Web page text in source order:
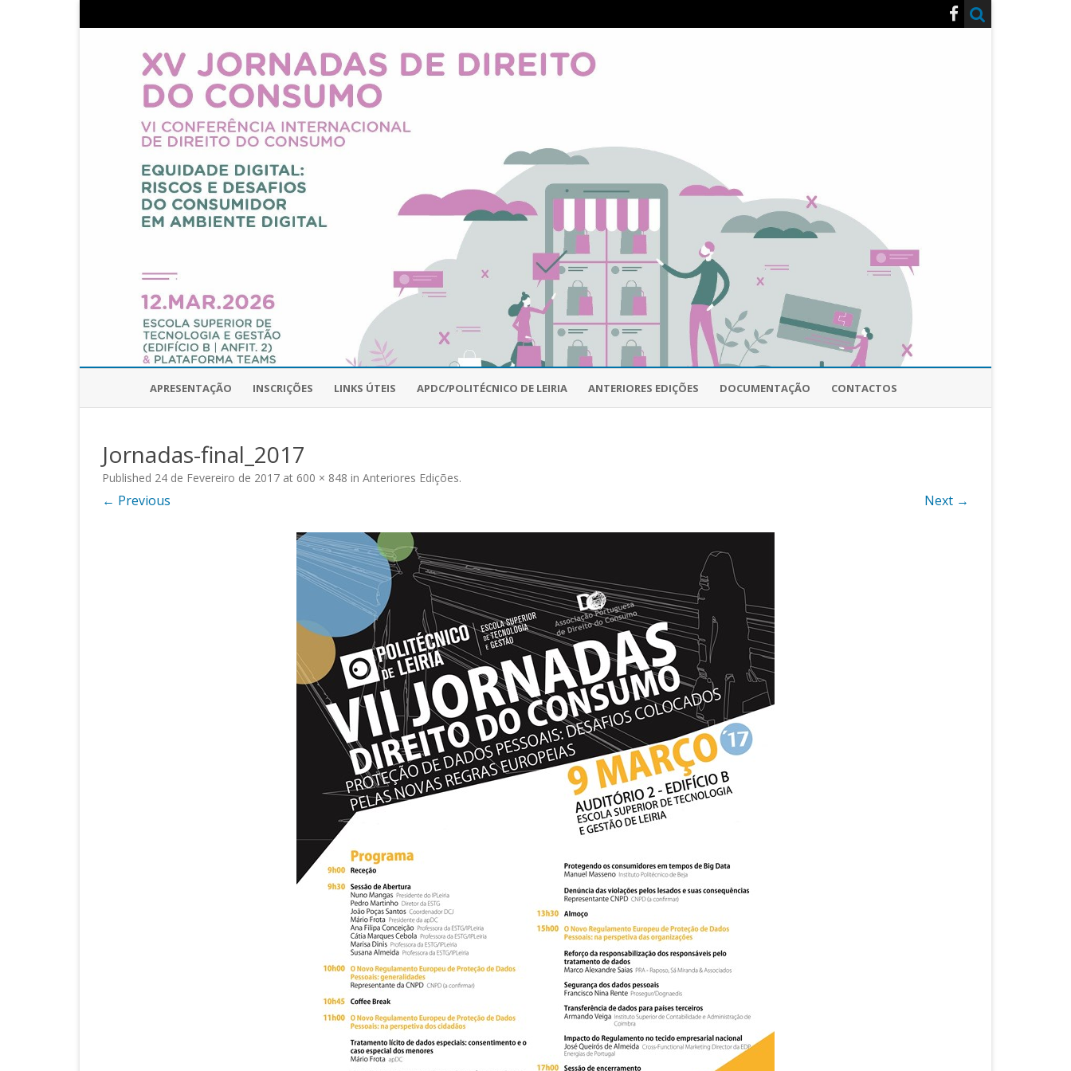
to
APRESENTAÇÃO INSCRIÇÕES LINKS ÚTEIS APDC/POLITÉCNICO DE LEIRIA ANTERIORES EDIÇÕES DOCUMENTAÇÃO CONTACTOS
Jornadas-final_2017
Published 24 de Fevereiro de 2017 at 600 × 848 in Anteriores Edições.
← Previous Next →